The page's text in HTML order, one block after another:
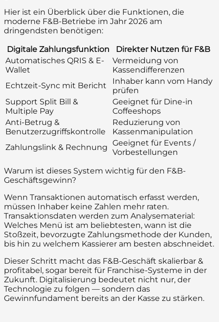
Hier ist ein Überblick über die Funktionen, die
moderne F&B-Betriebe im Jahr 2026 am
dringendsten benötigen:
Digitale Zahlungsfunktion
Direkter Nutzen für F&B
Automatisches QRIS & E-
Wallet
Vermeidung von
Kassendifferenzen
Echtzeit-Sync mit Bericht
Inhaber kann vom Handy
prüfen
Support Split Bill &
Multiple Pay
Geeignet für Dine-in
Coffeeshops
Anti-Betrug &
Benutzerzugriffskontrolle
Reduzierung von
Kassenmanipulation
Zahlungslink & Rechnung Geeignet für Events /
Vorbestellungen
Warum ist dieses System wichtig für den F&B-
Geschäftsgewinn?
Wenn Transaktionen automatisch erfasst werden,
müssen Inhaber keine Zahlen mehr raten.
Transaktionsdaten werden zum Analysematerial:
Welches Menü ist am beliebtesten, wann ist die
Stoßzeit, bevorzugte Zahlungsmethode der Kunden,
bis hin zu welchem Kassierer am besten abschneidet.
Dieser Schritt macht das F&B-Geschäft skalierbar &
profitabel, sogar bereit für Franchise-Systeme in der
Zukunft. Digitalisierung bedeutet nicht nur, der
Technologie zu folgen — sondern das
Gewinnfundament bereits an der Kasse zu stärken.